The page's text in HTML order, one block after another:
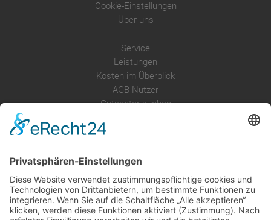
Cookie-Einstellungen
Über uns
Service
Leistungen
Kosten im Überblick
AGB Nutzer
Gutachter suchen
Anfrage
Presse
Partner: Der DGuSV
als Gutachter eintragen
Infos für Suchende